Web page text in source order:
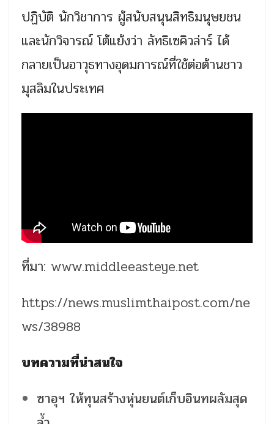
ปฏิบัติ นักวิชาการ ผู้สนับสนุนสิทธิมนุษยชน
และนักวิจารณ์ โต้แย้งว่า ลัทธิเซคิวล่าร์ ได้
กลายเป็นอาวุธทางอุดมการณ์ที่ใช้ต่อต้านชาว
มุสลิมในประเทศ
ที่มา: www.middleeasteye.net
https://news.muslimthaipost.com/ne
ws/38988
บทความที่น่าสนใจ
ซาอุฯ ให้ทุนสร้างหุ่นยนต์เก็บอินทผลัมสุด